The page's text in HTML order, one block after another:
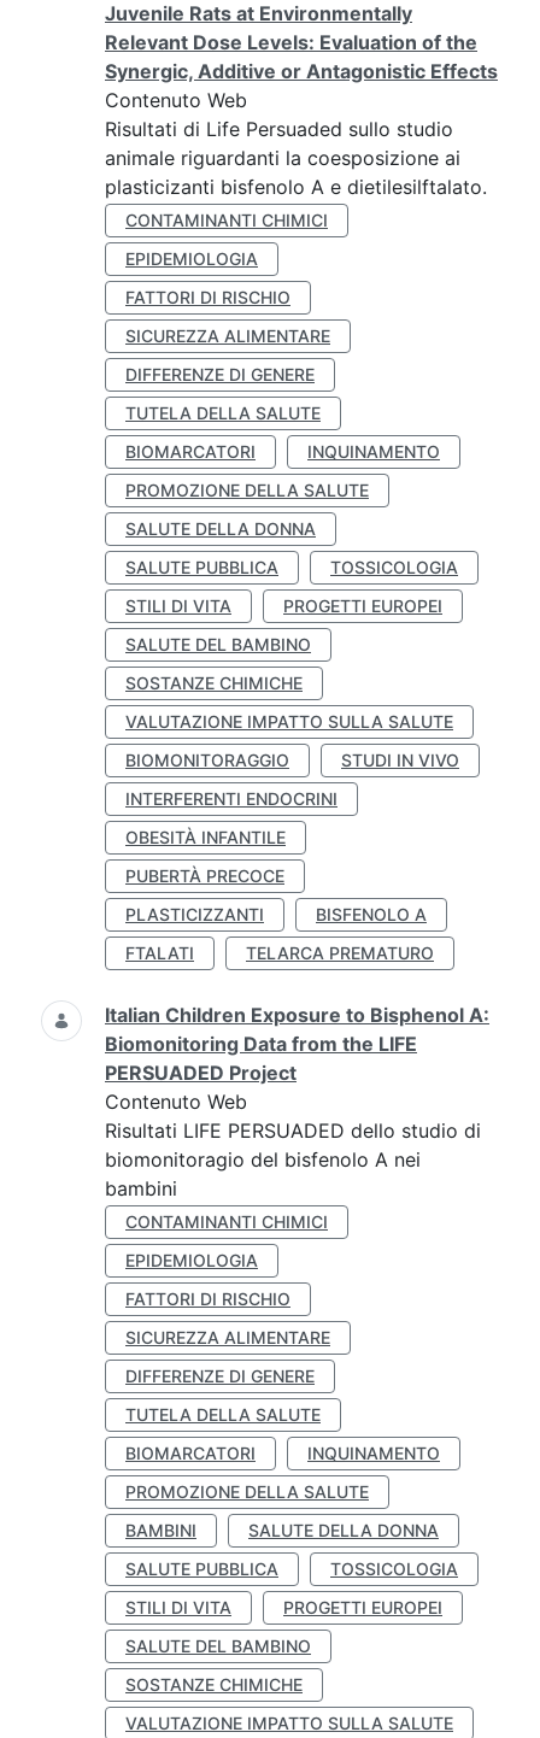
Juvenile Rats at Environmentally
Relevant Dose Levels: Evaluation of the
Synergic, Additive or Antagonistic Effects
Contenuto Web
Risultati di Life Persuaded sullo studio
animale riguardanti la coesposizione ai
plasticizanti bisfenolo A e dietilesilftalato.
CONTAMINANTI CHIMICI
EPIDEMIOLOGIA
FATTORI DI RISCHIO
SICUREZZA ALIMENTARE
DIFFERENZE DI GENERE
TUTELA DELLA SALUTE
BIOMARCATORI
INQUINAMENTO
PROMOZIONE DELLA SALUTE
SALUTE DELLA DONNA
SALUTE PUBBLICA
TOSSICOLOGIA
STILI DI VITA
PROGETTI EUROPEI
SALUTE DEL BAMBINO
SOSTANZE CHIMICHE
VALUTAZIONE IMPATTO SULLA SALUTE
BIOMONITORAGGIO
STUDI IN VIVO
INTERFERENTI ENDOCRINI
OBESITÀ INFANTILE
PUBERTÀ PRECOCE
PLASTICIZZANTI
BISFENOLO A
FTALATI
TELARCA PREMATURO
Italian Children Exposure to Bisphenol A:
Biomonitoring Data from the LIFE
PERSUADED Project
Contenuto Web
Risultati LIFE PERSUADED dello studio di
biomonitoragio del bisfenolo A nei
bambini
CONTAMINANTI CHIMICI
EPIDEMIOLOGIA
FATTORI DI RISCHIO
SICUREZZA ALIMENTARE
DIFFERENZE DI GENERE
TUTELA DELLA SALUTE
BIOMARCATORI
INQUINAMENTO
PROMOZIONE DELLA SALUTE
BAMBINI
SALUTE DELLA DONNA
SALUTE PUBBLICA
TOSSICOLOGIA
STILI DI VITA
PROGETTI EUROPEI
SALUTE DEL BAMBINO
SOSTANZE CHIMICHE
VALUTAZIONE IMPATTO SULLA SALUTE